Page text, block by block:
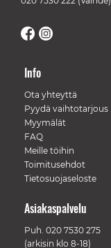
Info
Ota yhteyttä
Pyydä vaihtotarjous
Myymälät
FAQ
Meille töihin
Toimitusehdot
Tietosuojaseloste
Asiakaspalvelu
Puh. 020 7530 275
(arkisin klo 8-18)